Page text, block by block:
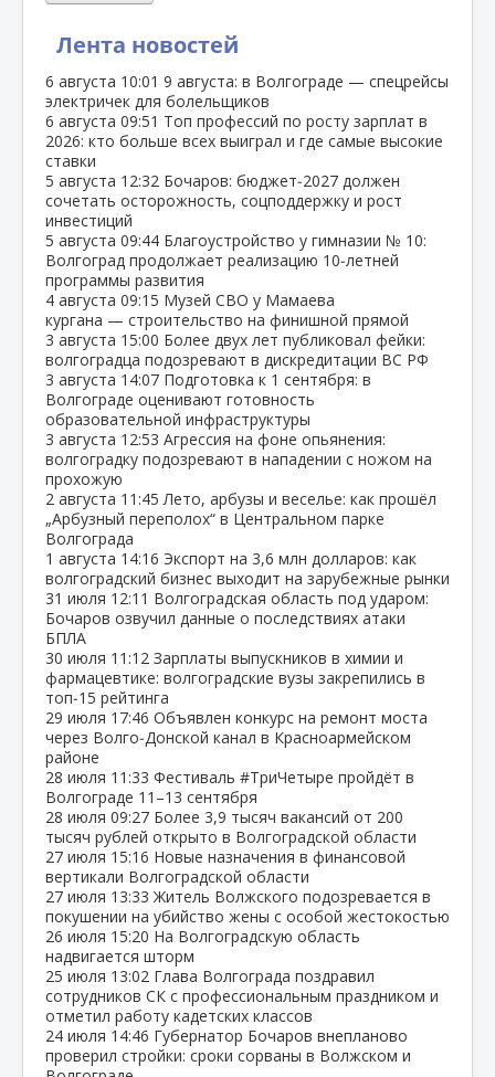
Лента новостей
6 августа 10:01 9 августа: в Волгограде — спецрейсы
электричек для болельщиков
6 августа 09:51 Топ профессий по росту зарплат в
2026: кто больше всех выиграл и где самые высокие
ставки
5 августа 12:32 Бочаров: бюджет‑2027 должен
сочетать осторожность, соцподдержку и рост
инвестиций
5 августа 09:44 Благоустройство у гимназии № 10:
Волгоград продолжает реализацию 10‑летней
программы развития
4 августа 09:15 Музей СВО у Мамаева
кургана — строительство на финишной прямой
3 августа 15:00 Более двух лет публиковал фейки:
волгоградца подозревают в дискредитации ВС РФ
3 августа 14:07 Подготовка к 1 сентября: в
Волгограде оценивают готовность
образовательной инфраструктуры
3 августа 12:53 Агрессия на фоне опьянения:
волгоградку подозревают в нападении с ножом на
прохожую
2 августа 11:45 Лето, арбузы и веселье: как прошёл
„Арбузный переполох“ в Центральном парке
Волгограда
1 августа 14:16 Экспорт на 3,6 млн долларов: как
волгоградский бизнес выходит на зарубежные рынки
31 июля 12:11 Волгоградская область под ударом:
Бочаров озвучил данные о последствиях атаки
БПЛА
30 июля 11:12 Зарплаты выпускников в химии и
фармацевтике: волгоградские вузы закрепились в
топ‑15 рейтинга
29 июля 17:46 Объявлен конкурс на ремонт моста
через Волго‑Донской канал в Красноармейском
районе
28 июля 11:33 Фестиваль #ТриЧетыре пройдёт в
Волгограде 11–13 сентября
28 июля 09:27 Более 3,9 тысяч вакансий от 200
тысяч рублей открыто в Волгоградской области
27 июля 15:16 Новые назначения в финансовой
вертикали Волгоградской области
27 июля 13:33 Житель Волжского подозревается в
покушении на убийство жены с особой жестокостью
26 июля 15:20 На Волгоградскую область
надвигается шторм
25 июля 13:02 Глава Волгограда поздравил
сотрудников СК с профессиональным праздником и
отметил работу кадетских классов
24 июля 14:46 Губернатор Бочаров внепланово
проверил стройки: сроки сорваны в Волжском и